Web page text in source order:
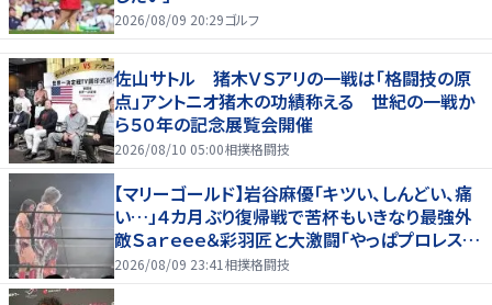
2026/08/09 20:29ゴルフ
佐山サトル 猪木ＶＳアリの一戦は「格闘技の原
点」アントニオ猪木の功績称える 世紀の一戦か
ら５０年の記念展覧会開催
2026/08/10 05:00相撲格闘技
【マリーゴールド】岩谷麻優「キツい、しんどい、痛
い…」４カ月ぶり復帰戦で苦杯もいきなり最強外
敵Ｓａｒｅｅｅ＆彩羽匠と大激闘「やっぱプロレス大
好き」
2026/08/09 23:41 相撲格闘技